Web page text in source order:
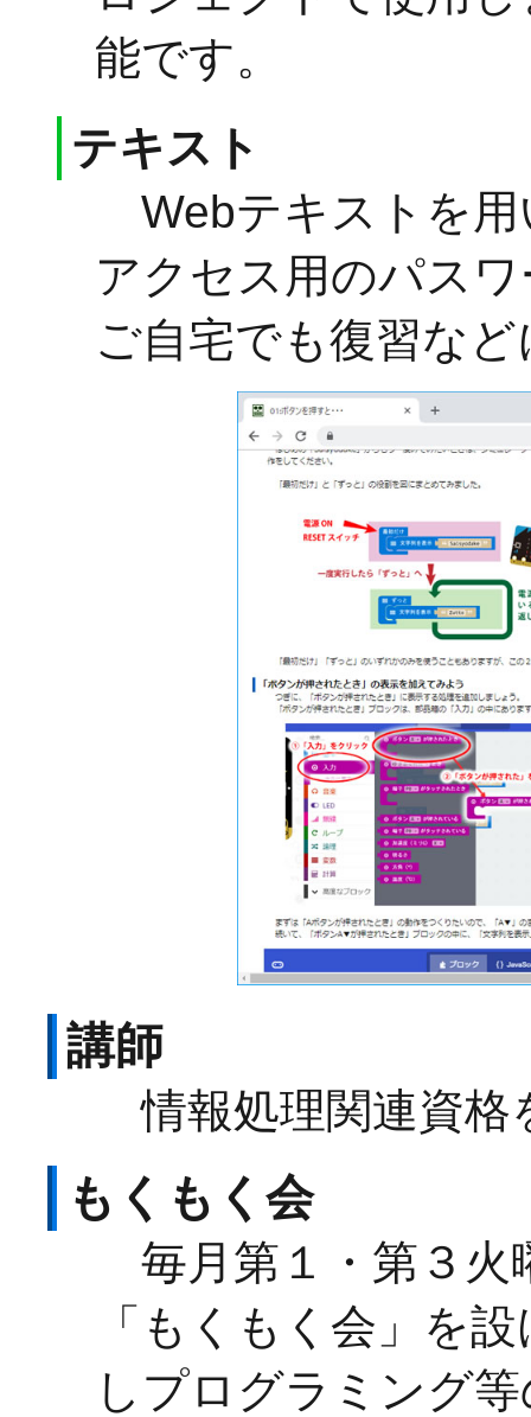
能です。
テキスト
Webテキストを用
アクセス用のパス
ご自宅でも復習な
講師
情報処理関連資格
もくもく会
毎月第１・第３火
「もくもく会」を
しプログラミング